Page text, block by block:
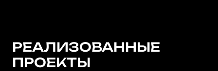
РЕАЛИЗОВАННЫЕ
ПРОЕКТЫ